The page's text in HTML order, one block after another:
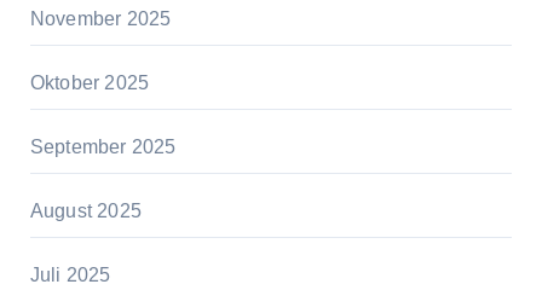
November 2025
Oktober 2025
September 2025
August 2025
Juli 2025